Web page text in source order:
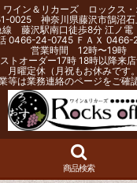
ワイン＆リカーズ ロックス・
0025 神奈川県藤沢市鵠沼石
線 藤沢駅南口徒歩8分 江ノ
0466-24-0745 ＦＡＸ 0466-
営業時間 12時〜19時
トオーダー17時 18時以降来
月曜定休（月祝もお休みです。
等は業務連絡のページをご確
商品検索